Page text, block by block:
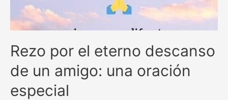
Rezo por el eterno descanso
de un amigo: una oración
especial